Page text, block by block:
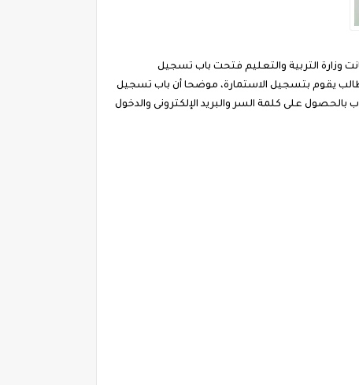
من وزارة التربية والتعليم ، والأن نترك حضراتكم لمتابعة التقرير الخاص بجدول إمتحانات الثانوية العامة فى مصر 2020 كانت وزارة التربية والتعليم فتحت باب تسجيل
طالب يقوم بتسجيل الاستمارة، موضحا أن باب تسجيل
على كلمة السر والبريد الإلكترونى والدخول